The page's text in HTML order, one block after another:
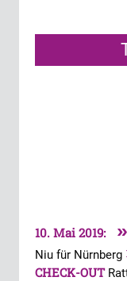
10. Mai 2019: »
Niu für Nürnberg
CHECK-OUT